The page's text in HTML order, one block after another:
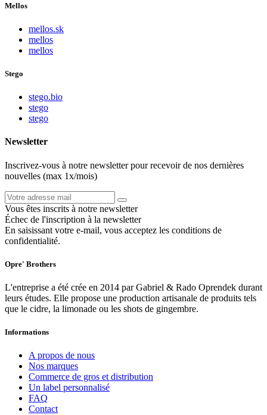
Mellos
mellos.sk
mellos
mellos
Stego
stego.bio
stego
stego
Newsletter
Inscrivez-vous à notre newsletter pour recevoir de nos dernières
nouvelles (max 1x/mois)
Vous êtes inscrits à notre newsletter
Échec de l'inscription à la newsletter
En saisissant votre e-mail, vous acceptez les conditions de
confidentialité.
Opre' Brothers
L'entreprise a été crée en 2014 par Gabriel & Rado Oprendek durant
leurs études. Elle propose une production artisanale de produits tels
que le cidre, la limonade ou les shots de gingembre.
Informations
A propos de nous
Nos marques
Commerce de gros et distribution
Un label personnalisé
FAQ
Contact